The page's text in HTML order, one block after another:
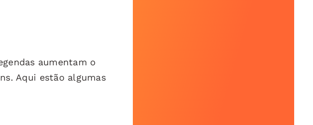
aumentam o
Aqui estão algumas